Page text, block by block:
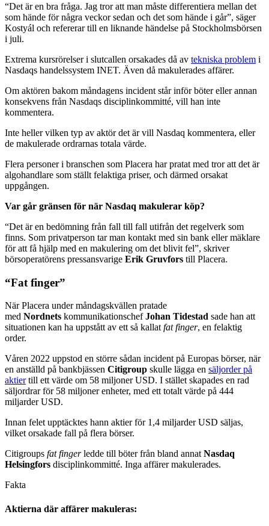
“Det är en bra fråga. Jag tror att man måste differentiera mellan det
som hände för några veckor sedan och det som hände i går”, säger
Kostyál och refererar till en liknande händelse på Stockholmsbörsen
i juli.
Extrema kursrörelser i slutcallen orsakades då av tekniska problem i
Nasdaqs handelssystem INET. Även då makulerades affärer.
Om aktören bakom måndagens incident står inför böter eller annan
konsekvens från Nasdaqs disciplinkommitté, vill han inte
kommentera.
Inte heller vilken typ av aktör det är vill Nasdaq kommentera, eller
de makulerade ordrarnas totala värde.
Flera personer i branschen som Placera har pratat med tror att det är
algohandlare som ställt felaktiga priser, och därmed orsakat
uppgången.
Var går gränsen för när Nasdaq makulerar köp?
“Det är en bedömning från fall till fall utifrån det regelverk som
finns. Som privatperson tar man kontakt med sin bank eller mäklare
för att få hjälp med en makulering om det blivit fel”, skriver
börsoperatörens pressansvarige Erik Gruvfors till Placera.
“Fat finger”
När Placera under måndagskvällen pratade
med Nordnets kommunikationschefJohan Tidestad sade han att
situationen kan ha uppstått av ett så kallat fat finger, en felaktig
order.
Våren 2022 uppstod en större sådan incident på Europas börser, när
en anställd på bankbjässen Citigroup skulle lägga en säljorder på
aktiertill ett värde om 58 miljoner USD. I stället skapades en rad
säljordrar för 58 miljoner enheter, med ett totalt värde på 444
miljarder USD.
Innan felet upptäcktes hann aktier för 1,4 miljarder USD säljas,
vilket orsakade fall på flera börser.
Citigroups fat fingerledde till böter från bland annat Nasdaq
Helsingfors disciplinkommitté. Inga affärer makulerades.
Fakta
Aktierna där affärer makuleras: